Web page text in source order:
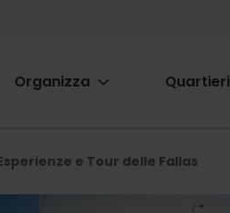
Main
Organizza Quartieri
e Tour delle Fallas